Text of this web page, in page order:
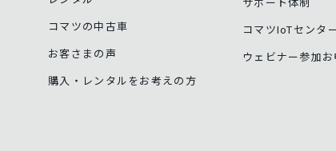
コマツの中古車
お客さまの声
購入・レンタルをお考えの方
コマツIoTセンタ
ウェビナー参加